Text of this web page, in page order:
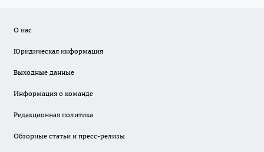
О нас
Юридическая информация
Выходные данные
Информация о команде
Редакционная политика
Обзорные статьи и пресс-релизы